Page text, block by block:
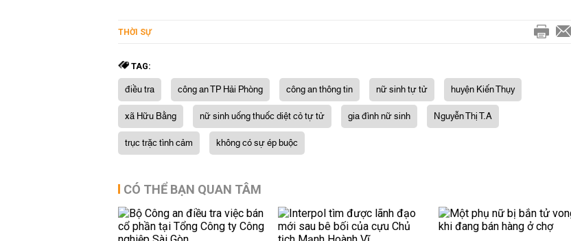
THỜI SỰ
TAG:
điều tra công an TP Hải Phòng công an thông tin nữ sinh tự tử
huyện Kiến Thụy
xã Hữu Bằng
nữ sinh uống thuốc diệt cỏ tự tử gia đình nữ sinh
Nguyễn Thị T.A
trục trặc tình cảm
không có sự ép buộc
CÓ THỂ BẠN QUAN TÂM